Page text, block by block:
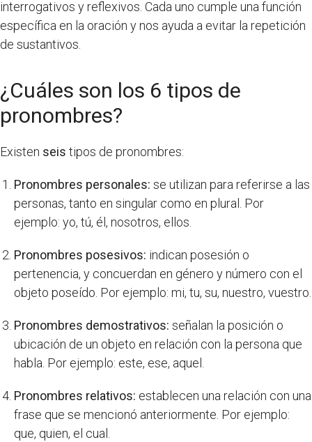
interrogativos y reflexivos. Cada uno cumple una función
específica en la oración y nos ayuda a evitar la repetición
de sustantivos.
¿Cuáles son los 6 tipos de
pronombres?
Existen seis tipos de pronombres:
Pronombres personales: se utilizan para referirse a las
personas, tanto en singular como en plural. Por
ejemplo: yo, tú, él, nosotros, ellos.
Pronombres posesivos: indican posesión o
pertenencia, y concuerdan en género y número con el
objeto poseído. Por ejemplo: mi, tu, su, nuestro, vuestro.
Pronombres demostrativos: señalan la posición o
ubicación de un objeto en relación con la persona que
habla. Por ejemplo: este, ese, aquel.
Pronombres relativos: establecen una relación con una
frase que se mencionó anteriormente. Por ejemplo:
que, quien, el cual.